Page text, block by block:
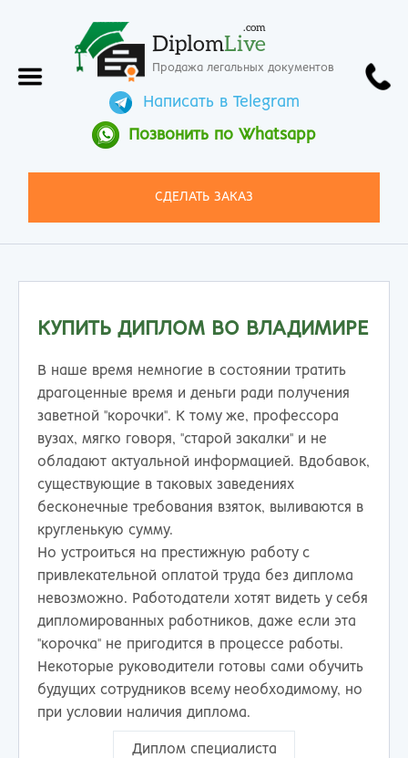
DiplomLive
.com
Продажа легальных документов
Написать в Telegram
Позвонить по Whatsapp
СДЕЛАТЬ ЗАКАЗ
КУПИТЬ ДИПЛОМ ВО ВЛАДИМИРЕ
В наше время немногие в состоянии тратить
драгоценные время и деньги ради получения
заветной "корочки". К тому же, профессора
вузах, мягко говоря, "старой закалки" и не
обладают актуальной информацией. Вдобавок,
существующие в таковых заведениях
бесконечные требования взяток, выливаются в
кругленькую сумму.
Но устроиться на престижную работу с
привлекательной оплатой труда без диплома
невозможно. Работодатели хотят видеть у себя
дипломированных работников, даже если эта
"корочка" не пригодится в процессе работы.
Некоторые руководители готовы сами обучить
будущих сотрудников всему необходимому, но
при условии наличия диплома.
Диплом специалиста